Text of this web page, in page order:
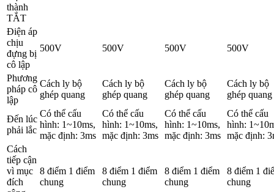
thành
TẮT
Điện áp
chịu
đựng bị
cô lập
500V 500V 500V 500V
Phương
pháp cô
lập
Cách ly bộ
ghép quang
Cách ly bộ
ghép quang
Cách ly bộ
ghép quang
Cách ly bộ
ghép quang
Đến lúc
phải lắc
Có thể cấu
hình: 1~10ms,
mặc định: 3ms
Có thể cấu
hình: 1~10ms,
mặc định: 3ms
Có thể cấu
hình: 1~10ms,
mặc định: 3ms
Có thể cấu
hình:
mặc định:
Cách
tiếp cận
vì mục
đích
8 điểm 1 điểm
chung
8 điểm 1 điểm
chung
8 điểm 1 điểm
chung
8 điểm 1
chung